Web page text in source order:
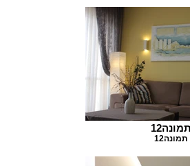
תמונה12
תמונה12